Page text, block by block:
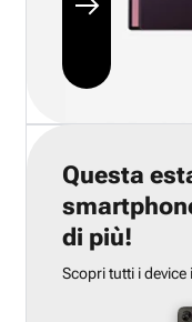
Questa
di più!
Scopri tutti i device